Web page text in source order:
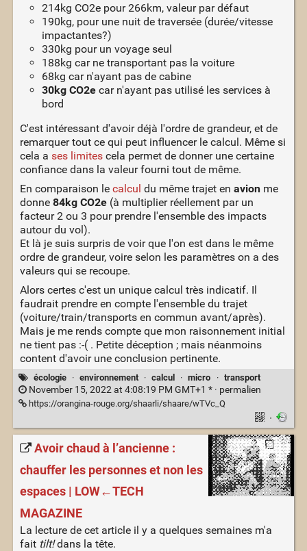
214kg CO2e pour 266km, valeur par défaut
190kg, pour une nuit de traversée (durée/vitesse
impactantes?)
330kg pour un voyage seul
188kg car ne transportant pas la voiture
68kg car n'ayant pas de cabine
30kg CO2ecar n'ayant pas utilisé les services à
bord
C'est intéressant d'avoir déjà l'ordre de grandeur, et de
remarquer tout ce qui peut influencer le calcul. Même si
cela a ses limitescela permet de donner une certaine
confiance dans la valeur fourni tout de même.
En comparaison le calcul du même trajet en avionme
donne 84kg CO2e(à multiplier réellement par un
facteur 2 ou 3 pour prendre l'ensemble des impacts
autour du vol).
Et là je suis surpris de voir que l'on est dans le même
ordre de grandeur, voire selon les paramètres on a des
valeurs qui se recoupe.
Alors certes c'est un unique calcul très indicatif. Il
faudrait prendre en compte l'ensemble du trajet
(voiture/train/transports en commun avant/après).
Mais je me rends compte que mon raisonnement initial
ne tient pas :-( . Petite déception ; mais néanmoins
content d'avoir une conclusion pertinente.
écologie · environnement · calcul · micro · transport
November 15, 2022 at 4:08:19 PM GMT+1 * · permalien
https://orangina-rouge.org/shaarli/shaare/wTVc_Q
·
Avoir chaud à l’ancienne :
chauffer les personnes et non les
espaces | LOW←TECH
MAGAZINE
La lecture de cet article il y a quelques semaines m'a
fait tilt!dans la tête.